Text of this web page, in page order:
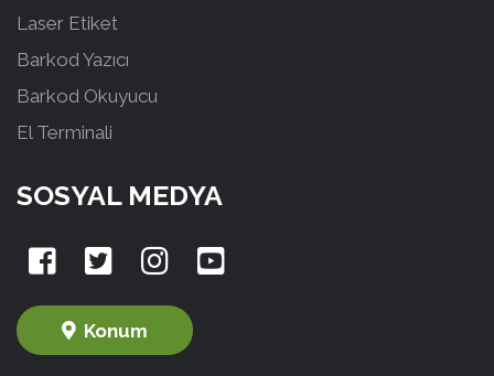
Laser Etiket
Barkod Yazıcı
Barkod Okuyucu
El Terminali
SOSYAL MEDYA
Konum